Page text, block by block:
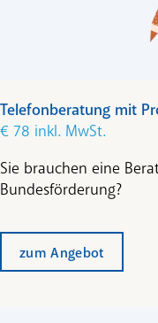
Telefonberatung mit
€ 78 inkl. MwSt.
Sie brauchen eine
Bundesförderung?
zum Angebot